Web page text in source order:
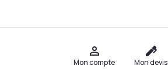
Mon compte Mon devis